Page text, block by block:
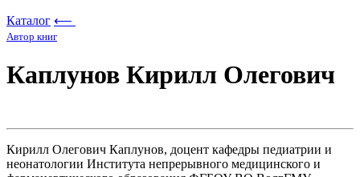
Каталог ⟵
Автор книг
Каплунов Кирилл Олегович
Кирилл Олегович Каплунов, доцент кафедры педиатрии и
неонатологии Института непрерывного медицинского и